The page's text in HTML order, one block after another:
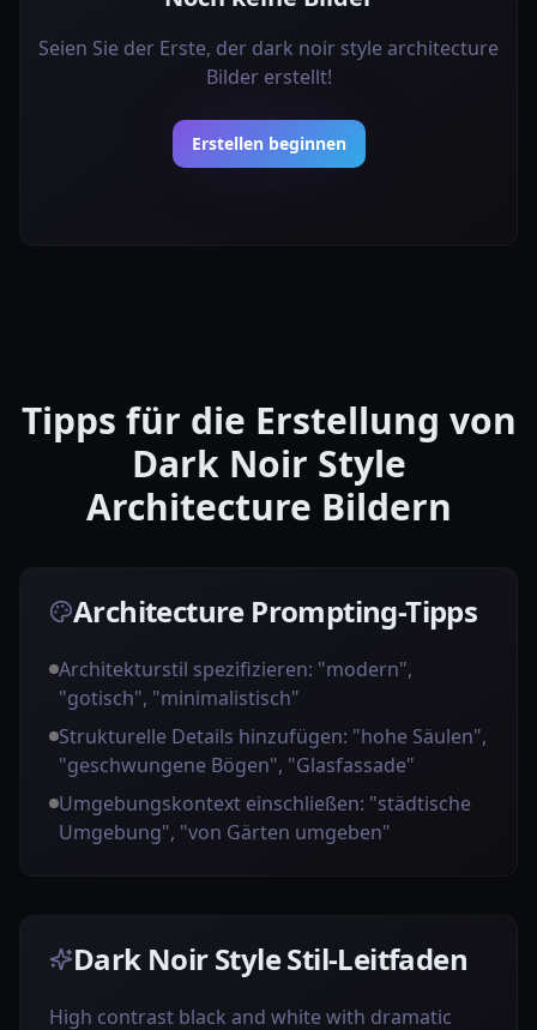
Seien Sie der Erste, der dark noir style architecture
Bilder erstellt!
Erstellen beginnen
Tipps für die Erstellung von
Dark Noir Style
Architecture Bildern
Architecture Prompting-Tipps
Architekturstil spezifizieren: "modern",
"gotisch", "minimalistisch"
Strukturelle Details hinzufügen: "hohe Säulen",
"geschwungene Bögen", "Glasfassade"
Umgebungskontext einschließen: "städtische
Umgebung", "von Gärten umgeben"
Dark Noir Style Stil-Leitfaden
High contrast black and white with dramatic